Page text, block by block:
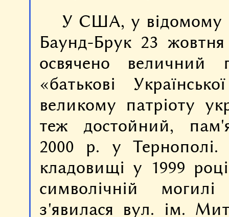
У США, у відомому
Баунд-Брук 23
освячено
«батькові
великому патріоту
теж достойний,
2000 р. у
кладовищі у 1999
символічній
з'явилася вул. ім.